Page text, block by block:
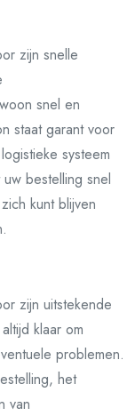
zijn snelle
snel en
staat garant voor
systeem
bestelling snel
kunt blijven
zijn uitstekende
klaar om
problemen.
het
van